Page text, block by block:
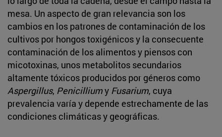
mesa. Un aspecto de gran relevancia son los
cambios en los patrones de contaminación de los
cultivos por hongos toxigénicos y la consecuente
contaminación de los alimentos y piensos con
micotoxinas, unos metabolitos secundarios
altamente tóxicos producidos por géneros como
Aspergillus, Penicilliumy Fusarium, cuya
prevalencia varía y depende estrechamente de las
condiciones climáticas y geográficas.